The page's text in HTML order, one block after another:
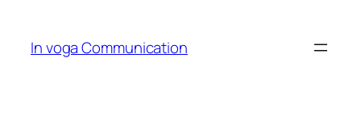
content
In voga Communication